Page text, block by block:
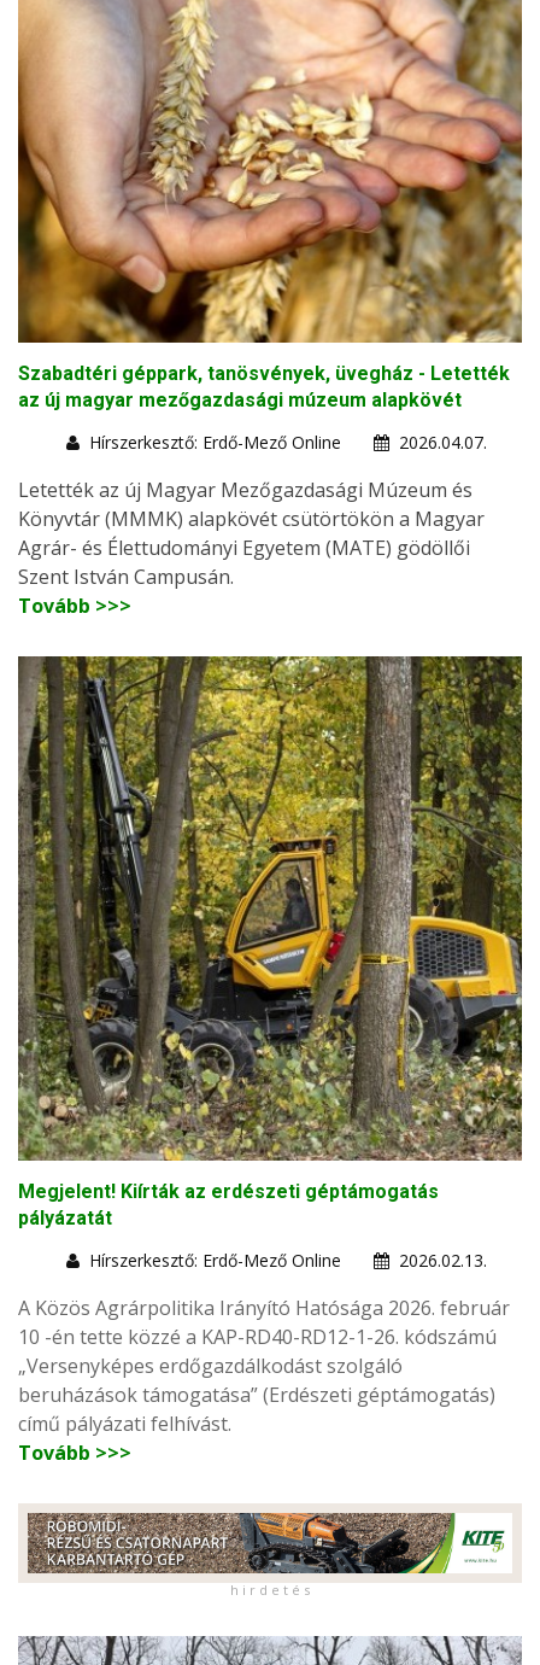
Szabadtéri géppark, tanösvények, üvegház - Letették
az új magyar mezőgazdasági múzeum alapkövét
Hírszerkesztő: Erdő-Mező Online
2026.04.07.
Letették az új Magyar Mezőgazdasági Múzeum és
Könyvtár (MMMK) alapkövét csütörtökön a Magyar
Agrár- és Élettudományi Egyetem (MATE) gödöllői
Szent István Campusán.
Tovább >>>
Megjelent! Kiírták az erdészeti géptámogatás
pályázatát
Hírszerkesztő: Erdő-Mező Online
2026.02.13.
A Közös Agrárpolitika Irányító Hatósága 2026. február
10 -én tette közzé a KAP-RD40-RD12-1-26. kódszámú
„Versenyképes erdőgazdálkodást szolgáló
beruházások támogatása” (Erdészeti géptámogatás)
című pályázati felhívást.
Tovább >>>
h i r d e t é s